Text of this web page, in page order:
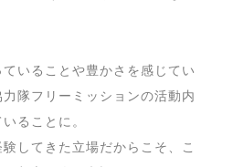
いることや豊かさを感じてい
隊フリーミッションの活動内
ることに。
してきた立場だからこそ、こ